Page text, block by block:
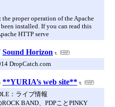
the proper operation of the Apache
installed. If you can read this
HTTP serve
Sound Horizon
DropCatch.com
**YURIA’s web site**
：ライブ情報
BAND、PDPことPINKY